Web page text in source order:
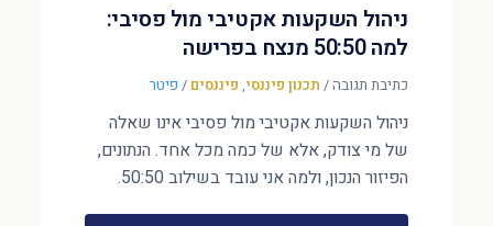
ניהול השקעות אקטיבי מול פסיבי:
למה 50:50 מנצח בפרישה
כתיבת תגובה/ תכנון פיננסי, פיננסים / פיטר
ניהול השקעות אקטיבי מול פסיבי אינו שאלה
של מי צודק, אלא של כמה מכל אחד. הנתונים,
הפיזור הנכון, ולמה אני עובד בשילוב 50:50.